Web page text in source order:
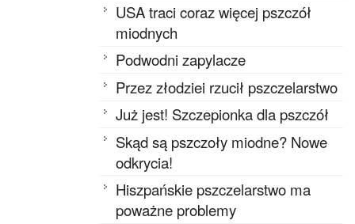
USA traci coraz więcej pszczół
miodnych
Podwodni zapylacze
Przez złodziei rzucił pszczelarstwo
Już jest! Szczepionka dla pszczół
Skąd są pszczoły miodne? Nowe
odkrycia!
Hiszpańskie pszczelarstwo ma
poważne problemy